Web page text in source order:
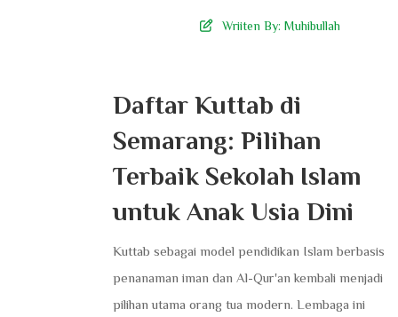
Wriiten By: Muhibullah
Daftar Kuttab di
Semarang: Pilihan
Terbaik Sekolah Islam
untuk Anak Usia Dini
Kuttab sebagai model pendidikan Islam berbasis
penanaman iman dan Al-Qur'an kembali menjadi
pilihan utama orang tua modern. Lembaga ini